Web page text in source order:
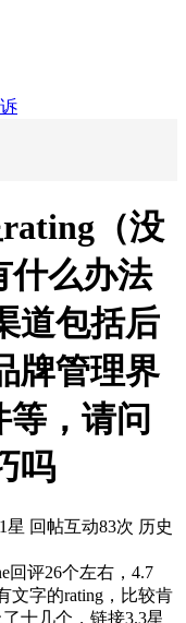
（没
什么办法
道包括后
牌管理界
等，请问
吗
星 回帖互动83次 历史
回评26个左右，4.7
文字的rating，比较肯
十几个，链接3.3星